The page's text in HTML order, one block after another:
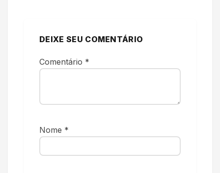
DEIXE SEU COMENTÁRIO
Comentário *
Nome *